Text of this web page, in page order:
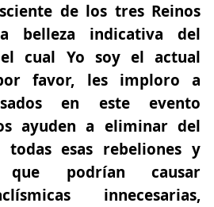
de los tres Reinos
belleza indicativa del
cual Yo soy el actual
favor, les imploro a
en este evento
ayuden a eliminar del
todas esas rebeliones y
que podrían causar
innecesarias,